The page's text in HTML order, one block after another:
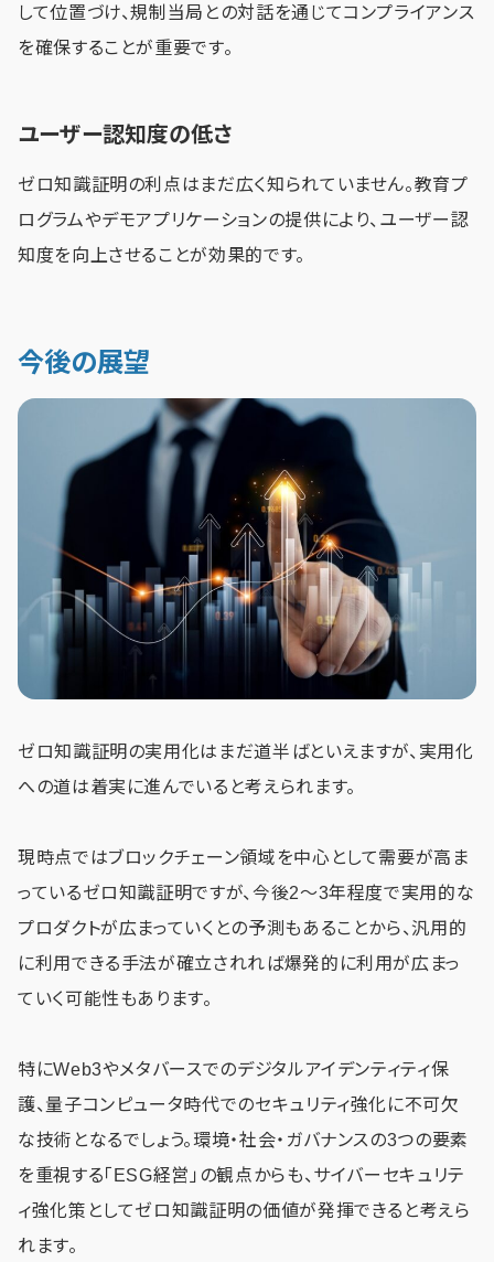
して位置づけ、規制当局との対話を通じてコンプライアンス
を確保することが重要です。
ユーザー認知度の低さ
ゼロ知識証明の利点はまだ広く知られていません。教育プ
ログラムやデモアプリケーションの提供により、ユーザー認
知度を向上させることが効果的です。
今後の展望
ゼロ知識証明の実用化はまだ道半ばといえますが、実用化
への道は着実に進んでいると考えられます。
現時点ではブロックチェーン領域を中心として需要が高ま
っているゼロ知識証明ですが、今後2～3年程度で実用的な
プロダクトが広まっていくとの予測もあることから、汎用的
に利用できる手法が確立されれば爆発的に利用が広まっ
ていく可能性もあります。
特にWeb3やメタバースでのデジタルアイデンティティ保
護、量子コンピュータ時代でのセキュリティ強化に不可欠
な技術となるでしょう。環境・社会・ガバナンスの3つの要素
を重視する「ESG経営」の観点からも、サイバーセキュリテ
ィ強化策としてゼロ知識証明の価値が発揮できると考えら
れます。